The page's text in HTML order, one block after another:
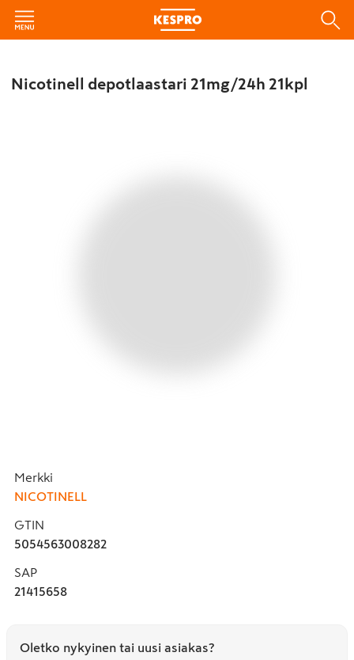
Nicotinell depotlaastari 21mg/24h 21kpl
Merkki
NICOTINELL
GTIN
5054563008282
SAP
21415658
Oletko nykyinen tai uusi asiakas?